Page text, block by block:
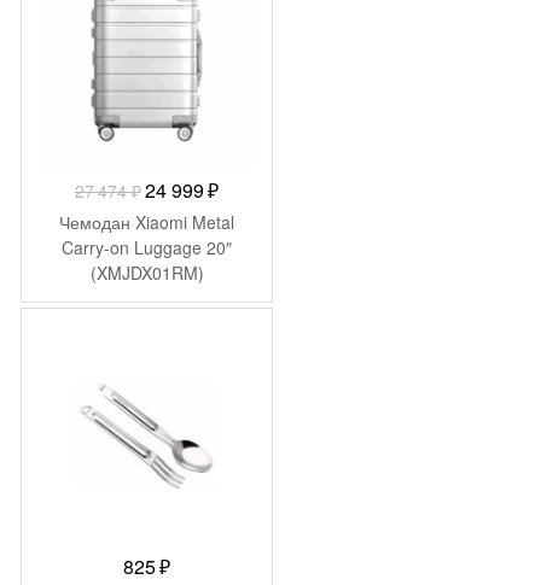
27 474₽Первоначальная
цена
составляла
27
474 ₽.
24 999₽Текущая
цена:
24
Чемодан Xiaomi Metal
Carry-on Luggage 20″
(XMJDX01RM)
825₽